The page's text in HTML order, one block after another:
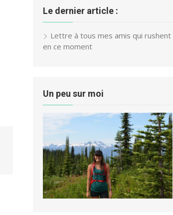
Le dernier article :
Lettre à tous mes amis qui rushent
en ce moment
Un peu sur moi